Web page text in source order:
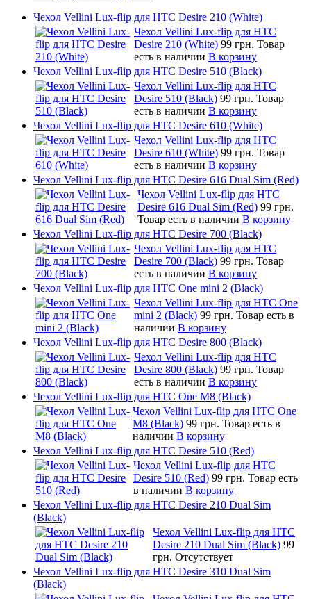
Чехол Vellini Lux-flip для HTC Desire 210 (White)
Чехол Vellini Lux-flip для HTC
Desire 210 (White) 99 грн. Товар
есть в наличии В корзину
Чехол Vellini Lux-flip для HTC Desire 510 (Black)
Чехол Vellini Lux-flip для HTC
Desire 510 (Black) 99 грн. Товар
есть в наличии В корзину
Чехол Vellini Lux-flip для HTC Desire 610 (White)
Чехол Vellini Lux-flip для HTC
Desire 610 (White) 99 грн. Товар
есть в наличии В корзину
Чехол Vellini Lux-flip для HTC Desire 616 Dual Sim (Red)
Чехол Vellini Lux-flip для HTC
Desire 616 Dual Sim (Red) 99 грн.
Товар есть в наличии В корзину
Чехол Vellini Lux-flip для HTC Desire 700 (Black)
Чехол Vellini Lux-flip для HTC
Desire 700 (Black) 99 грн. Товар
есть в наличии В корзину
Чехол Vellini Lux-flip для HTC One mini 2 (Black)
Чехол Vellini Lux-flip для HTC One
mini 2 (Black) 99 грн. Товар есть в
наличии В корзину
Чехол Vellini Lux-flip для HTC Desire 800 (Black)
Чехол Vellini Lux-flip для HTC
Desire 800 (Black) 99 грн. Товар
есть в наличии В корзину
Чехол Vellini Lux-flip для HTC One M8 (Black)
Чехол Vellini Lux-flip для HTC One
M8 (Black) 99 грн. Товар есть в
наличии В корзину
Чехол Vellini Lux-flip для HTC Desire 510 (Red)
Чехол Vellini Lux-flip для HTC
Desire 510 (Red) 99 грн. Товар есть
в наличии В корзину
Чехол Vellini Lux-flip для HTC Desire 210 Dual Sim
(Black)
Чехол Vellini Lux-flip для HTC
Desire 210 Dual Sim (Black) 99
грн. Отсутствует
Чехол Vellini Lux-flip для HTC Desire 310 Dual Sim
(Black)